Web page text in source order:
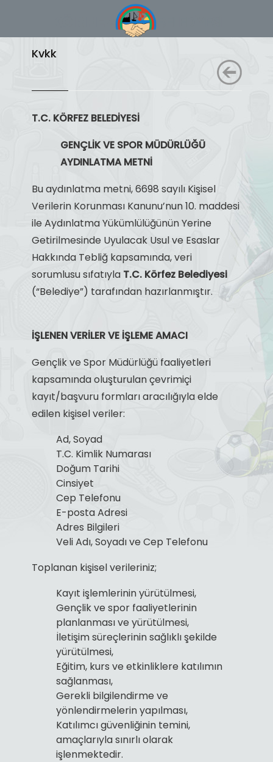
Kvkk
T.C. KÖRFEZ BELEDİYESİ
GENÇLİK VE SPOR MÜDÜRLÜĞÜ
AYDINLATMA METNİ
Bu aydınlatma metni, 6698 sayılı Kişisel
Verilerin Korunması Kanunu’nun 10. maddesi
ile Aydınlatma Yükümlülüğünün Yerine
Getirilmesinde Uyulacak Usul ve Esaslar
Hakkında Tebliğ kapsamında, veri
sorumlusu sıfatıyla T.C. Körfez Belediyesi
(“Belediye”) tarafından hazırlanmıştır.
İŞLENEN VERİLER VE İŞLEME AMACI
Gençlik ve Spor Müdürlüğü faaliyetleri
kapsamında oluşturulan çevrimiçi
kayıt/başvuru formları aracılığıyla elde
edilen kişisel veriler:
Ad, Soyad
T.C. Kimlik Numarası
Doğum Tarihi
Cinsiyet
Cep Telefonu
E-posta Adresi
Adres Bilgileri
Veli Adı, Soyadı ve Cep Telefonu
Toplanan kişisel verileriniz;
Kayıt işlemlerinin yürütülmesi,
Gençlik ve spor faaliyetlerinin
planlanması ve yürütülmesi,
İletişim süreçlerinin sağlıklı şekilde
yürütülmesi,
Eğitim, kurs ve etkinliklere katılımın
sağlanması,
Gerekli bilgilendirme ve
yönlendirmelerin yapılması,
Katılımcı güvenliğinin temini,
amaçlarıyla sınırlı olarak
işlenmektedir.